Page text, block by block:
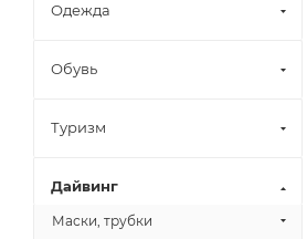
Одежда
Обувь
Туризм
Дайвинг
Маски, трубки